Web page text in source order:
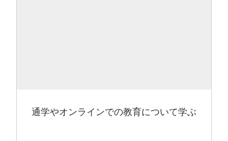
通学やオンラインでの教育について学ぶ